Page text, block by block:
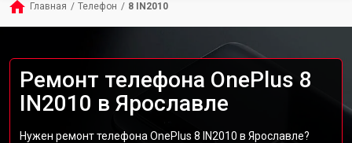
Главная / Телефон / 8 IN2010
Ремонт телефона OnePlus 8
IN2010 в Ярославле
Нужен ремонт телефона OnePlus 8 IN2010 в Ярославле?